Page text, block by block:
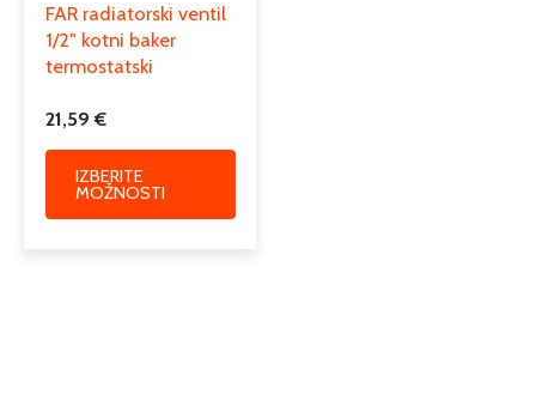
FAR radiatorski ventil
1/2″ kotni baker
termostatski
21,59€
IZBERITE
MOŽNOSTI